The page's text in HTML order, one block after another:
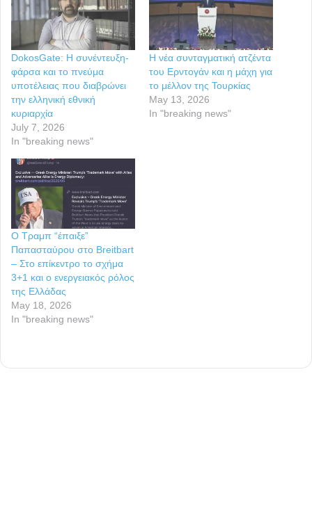
DokosGate: Η συνέντευξη-
φάρσα και το πνεύμα
υποτέλειας που διαβρώνει
την ελληνική εθνική
κυριαρχία
July 7, 2026
In "breaking news"
Η νέα συνταγματική ατζέντα
του Ερντογάν και η μάχη για
το μέλλον της Τουρκίας
May 13, 2026
In "breaking news"
Ο Τραμπ “έπαιξε”
Παπασταύρου στο Breitbart
– Στο επίκεντρο το σχήμα
3+1 και ο ενεργειακός ρόλος
της Ελλάδας
May 18, 2026
In "breaking news"